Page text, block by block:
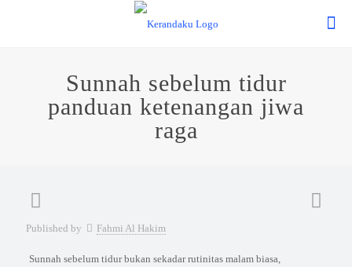
Sunnah sebelum tidur
panduan ketenangan jiwa
raga
Published by Fahmi Al Hakim
Sunnah sebelum tidur bukan sekadar rutinitas malam biasa,